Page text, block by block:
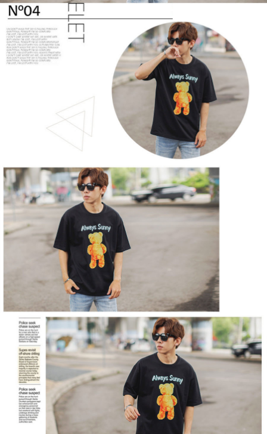
【注意事項】
１．透過由恩沛科技股份有限公司提供之「AFTEE先享後付」服務完成之交
易，需依本服務之必要範圍內提供個人資料，並將交易相關給付款項請求債
權轉讓予恩沛科技股份有限公司。
２．關於個人資料處理事宜，請瀏覽以下網址：
https://aftee.tw/terms/#terms3
３．未成年的使用者請事先徵得法定代理人或監護人之同意方可使用
「AFTEE先享後付」，若未經同意申辦者引起之損失，本公司不負相關責
４．使用「AFTEE先享後付」時，將依據個別帳號之用戶狀況，依本公司即
時審查核予不同之上限額度；若仍有額度不足之情形，本公司將視審查結果
請求用戶進行身份認證。
５．嚴禁一人註冊多個帳號或使用他人資訊註冊。若發現惡意使用之情形，
恩沛科技股份有限公司將有權停止該用戶之使用額度並採取法律行動。
宅配
每筆NT$120，滿NT$3,000(含以上)免運費